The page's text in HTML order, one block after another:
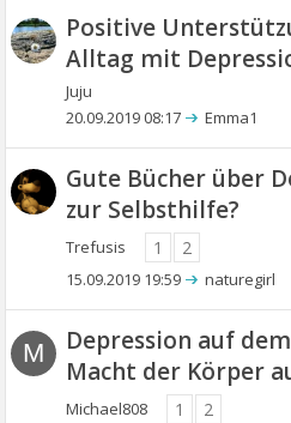
Positive
Alltag mit
Juju
20.09.2019 08:17 Emma1
Gute Bücher über
zur Selbsthilfe?
Trefusis 1 2
15.09.2019 19:59 naturegirl
M
Depression auf
Macht der Körper
Michael808 1 2